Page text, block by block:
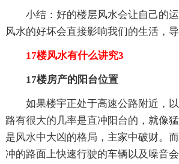
小结：好的楼层风水会让自己的
风水的好坏会直接影响我们的生活，
17楼风水有什么讲究3
17楼房产的阳台位置
如果楼宇正处于高速公路附近，
路有很大的几率是直冲阳台的，就像
是风水中大凶的格局，主家中破财。
冲的路面上快速行驶的车辆以及噪音